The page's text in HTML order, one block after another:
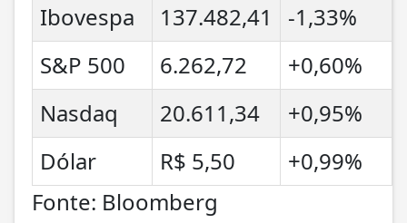
Ibovespa
137.482,41
-1,33%
S&P 500
6.262,72
+0,60%
Nasdaq
20.611,34
+0,95%
Dólar
R$ 5,50
+0,99%
Fonte: Bloomberg